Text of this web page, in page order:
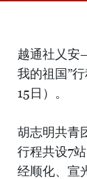
越通社乂安
我的祖国”
15日）。
胡志明共青
行程共设7
经顺化、宣